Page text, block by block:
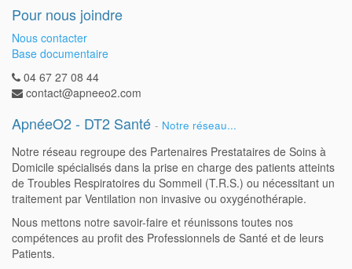
Pour nous joindre
Nous contacter
Base documentaire
04 67 27 08 44
contact@apneeo2.com
ApnéeO2 - DT2 Santé - Notre réseau...
Notre réseau regroupe des Partenaires Prestataires de Soins à
Domicile spécialisés dans la prise en charge des patients atteints
de Troubles Respiratoires du Sommeil (T.R.S.) ou nécessitant un
traitement par Ventilation non invasive ou oxygénothérapie.
Nous mettons notre savoir-faire et réunissons toutes nos
compétences au profit des Professionnels de Santé et de leurs
Patients.